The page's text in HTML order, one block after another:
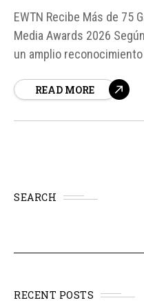
EWTN Recibe Más de 75
Media Awards 2026
un amplio
primeros lugares en
READ MORE
SEARCH
RECENT POSTS